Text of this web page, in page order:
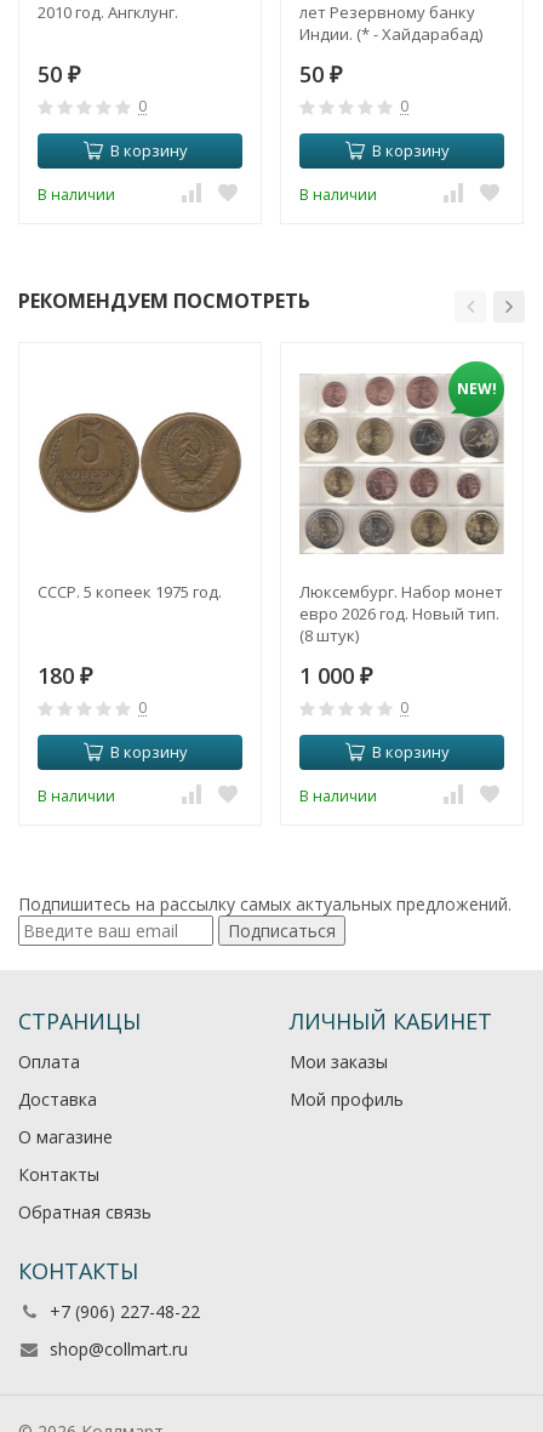
2010 год. Ангклунг.
50 ₽
0
В корзину
В наличии
лет Резервному банку
Индии. (* - Хайдарабад)
50 ₽
0
В корзину
В наличии
РЕКОМЕНДУЕМ ПОСМОТРЕТЬ
СССР. 5 копеек 1975 год.
180 ₽
0
В корзину
В наличии
NEW!
Люксембург. Набор монет
евро 2026 год. Новый тип.
(8 штук)
1 000 ₽
0
В корзину
В наличии
Подпишитесь на рассылку самых актуальных предложений.
Подписаться
СТРАНИЦЫ
Оплата
Доставка
О магазине
Контакты
Обратная связь
ЛИЧНЫЙ КАБИНЕТ
Мои заказы
Мой профиль
КОНТАКТЫ
+7 (906) 227-48-22
shop@collmart.ru